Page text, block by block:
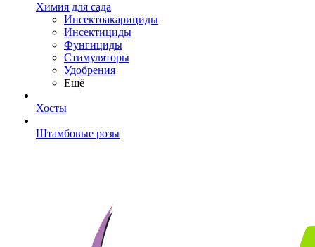
Химия для сада
Инсектоакарициды
Инсектициды
Фунгициды
Стимуляторы
Удобрения
Ещё
Хосты
Штамбовые розы